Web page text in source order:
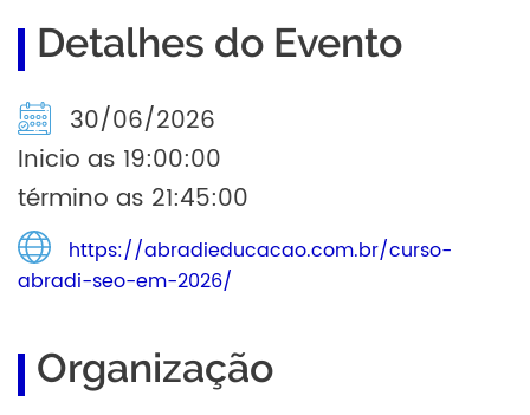
Detalhes do Evento
30/06/2026
Inicio as 19:00:00
término as 21:45:00
https://abradieducacao.com.br/curso-
abradi-seo-em-2026/
Organização